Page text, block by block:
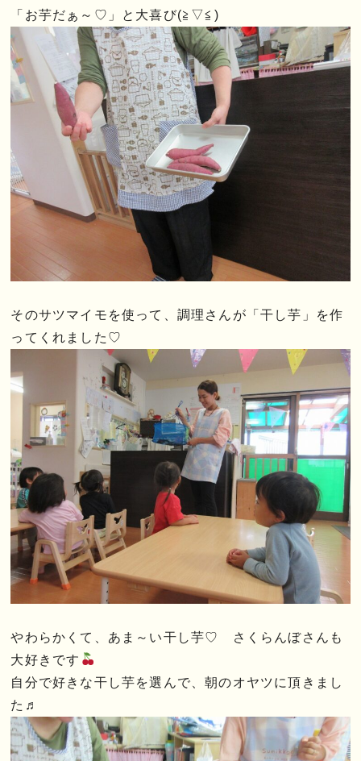
「お芋だぁ～♡」と大喜び(≧▽≦)
そのサツマイモを使って、調理さんが「干し芋」を作
ってくれました♡
やわらかくて、あま～い干し芋♡ さくらんぼさんも
大好きです
自分で好きな干し芋を選んで、朝のオヤツに頂きまし
た♬